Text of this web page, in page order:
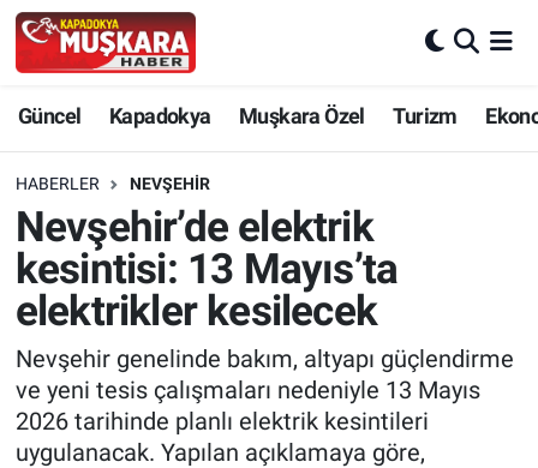
Güncel Kapadokya Muşkara Özel Turizm
HABERLER NEVŞEHIR
Nevşehir’de elektrik
kesintisi: 13 Mayıs’ta
elektrikler kesilecek
Nevşehir genelinde bakım, altyapı güçlendirme
ve yeni tesis çalışmaları nedeniyle 13 Mayıs
2026 tarihinde planlı elektrik kesintileri
uygulanacak. Yapılan açıklamaya göre,
Güncel
SEÇİM
Muşkara Özel
Kapadokya
Turizm
Nevşehir Hava Durumu
Nevşehir Trafik Yoğunluk Haritası
Süper Lig Puan Durumu ve Fikstür
Son Dakika Haberleri
Haber Arşivi